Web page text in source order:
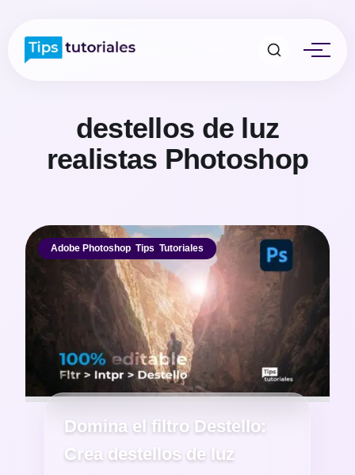
destellos de luz
realistas Photoshop
Adobe Photoshop, Tips, Tutoriales
Domina el filtro Destello:
Crea destellos de luz